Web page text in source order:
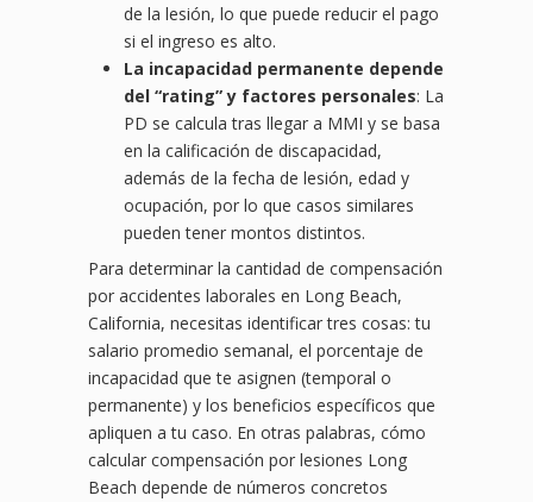
de la lesión, lo que puede reducir el pago
si el ingreso es alto.
La incapacidad permanente depende
del “rating” y factores personales: La
PD se calcula tras llegar a MMI y se basa
en la calificación de discapacidad,
además de la fecha de lesión, edad y
ocupación, por lo que casos similares
pueden tener montos distintos.
Para determinar la cantidad de compensación
por accidentes laborales en Long Beach,
California, necesitas identificar tres cosas: tu
salario promedio semanal, el porcentaje de
incapacidad que te asignen (temporal o
permanente) y los beneficios específicos que
apliquen a tu caso. En otras palabras, cómo
calcular compensación por lesiones Long
Beach depende de números concretos